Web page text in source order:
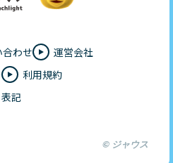
合わせ
運営会社
利用規約
記
© ジャウス